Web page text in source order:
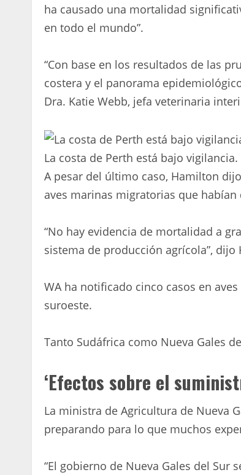
ha causado una mortalidad
en todo el mundo”.
“Con base en los resultados de las
costera y el panorama
Dra. Katie Webb, jefa veterinaria
La costa de Perth está bajo vigilancia.
A pesar del último caso, Hamilton
aves marinas migratorias que
“No hay evidencia de mortalidad a
sistema de producción agrícola”, dijo
WA ha notificado cinco casos en
suroeste.
Tanto Sudáfrica como Nueva Gales
‘Efectos sobre el
La ministra de Agricultura de Nueva
preparando para lo que muchos
“El gobierno de Nueva Gales del